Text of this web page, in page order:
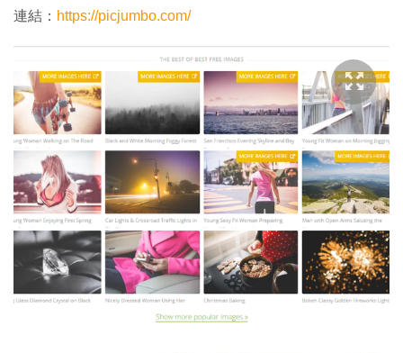
連結： https://picjumbo.com/